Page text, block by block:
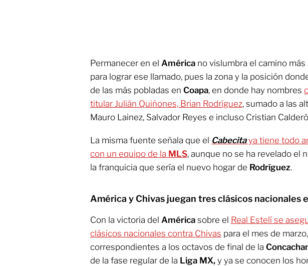
Permanecer en el América no vislumbra el camino
para lograr ese llamado, pues la zona y la posición
de las más pobladas en Coapa, en donde hay nombres
titular Julián Quiñones, Brian Rodríguez, sumado a las
Mauro Lainez, Salvador Reyes e incluso Cristian
La misma fuente señala que el Cabecitaya tiene todo
con un equipo de la MLS, aunque no se ha revelado el
la franquicia que sería el nuevo hogar de Rodríguez.
América y Chivas juegan tres clásicos nacionales
Con la victoria del América sobre el Real Estelí se
clásicos nacionales contra Chivas para el mes de
correspondientes a los octavos de final de la
de la fase regular de la Liga MX, y ya se conocen los